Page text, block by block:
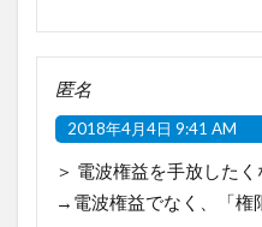
匿名
2018年4月4日 9:41 AM
＞ 電波権益を手放した
→電波権益でなく、「権